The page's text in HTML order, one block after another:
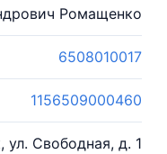
Ромащенко
6508010017
1156509000460
ул. Свободная, д. 1